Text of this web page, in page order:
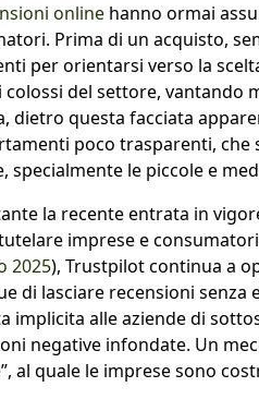
online hanno ormai
Prima di un acquisto,
per orientarsi verso la
colossi del settore, vantando
dietro questa facciata
poco trasparenti,
specialmente le piccole e
la recente entrata in
imprese e
2025), Trustpilot continua a
di lasciare recensioni
implicita alle aziende di
negative infondate. Un
al quale le imprese sono